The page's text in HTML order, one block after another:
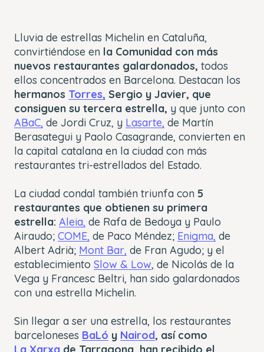
Lluvia de estrellas Michelin en Cataluña,
convirtiéndose en la Comunidad con más
nuevos restaurantes galardonados, todos
ellos concentrados en Barcelona. Destacan los
hermanos Torres, Sergio y Javier, que
consiguen su tercera estrella, y que junto con
ABaC, de Jordi Cruz, y Lasarte, de Martín
Berasategui y Paolo Casagrande, convierten en
la capital catalana en la ciudad con más
restaurantes tri-estrellados del Estado.
La ciudad condal también triunfa con 5
restaurantes que obtienen su primera
estrella: Aleia, de Rafa de Bedoya y Paulo
Airaudo; COME, de Paco Méndez; Enigma, de
Albert Adrià; Mont Bar, de Fran Agudo; y el
establecimiento Slow & Low, de Nicolás de la
Vega y Francesc Beltri, han sido galardonados
con una estrella Michelin.
Sin llegar a ser una estrella, los restaurantes
barceloneses BaLó y Nairod, así como